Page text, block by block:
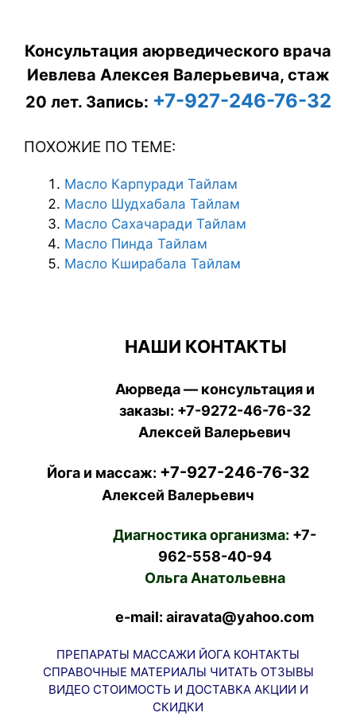
Консультация аюрведического врача
Иевлева Алексея Валерьевича, стаж
20 лет. Запись: +7-927-246-76-32
ПОХОЖИЕ ПО ТЕМЕ:
Масло Карпуради Тайлам
Масло Шудхабала Тайлам
Масло Сахачаради Тайлам
Масло Пинда Тайлам
Масло Кширабала Тайлам
НАШИ КОНТАКТЫ
Аюрведа — консультация и
заказы: +7-9272-46-76-32
Алексей Валерьевич
Йога и массаж: +7-927-246-76-32
Алексей Валерьевич
Диагностика организма: +7-
962-558-40-94
Ольга Анатольевна
e-mail: airavata@yahoo.com
ПРЕПАРАТЫ МАССАЖИ ЙОГА КОНТАКТЫ
СПРАВОЧНЫЕ МАТЕРИАЛЫ ЧИТАТЬ ОТЗЫВЫ
ВИДЕО СТОИМОСТЬ И ДОСТАВКА АКЦИИ И
СКИДКИ